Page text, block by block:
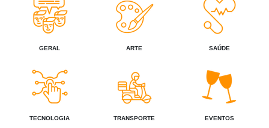
GERAL ARTE SAÚDE
TECNOLOGIA TRANSPORTE EVENTOS